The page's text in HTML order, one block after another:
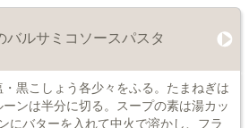
バルサミコソースパスタ
黒こしょう各少々をふる。たまねぎは
ンは半分に切る。スープの素は湯カッ
にバターを入れて中火で溶かし、フラ